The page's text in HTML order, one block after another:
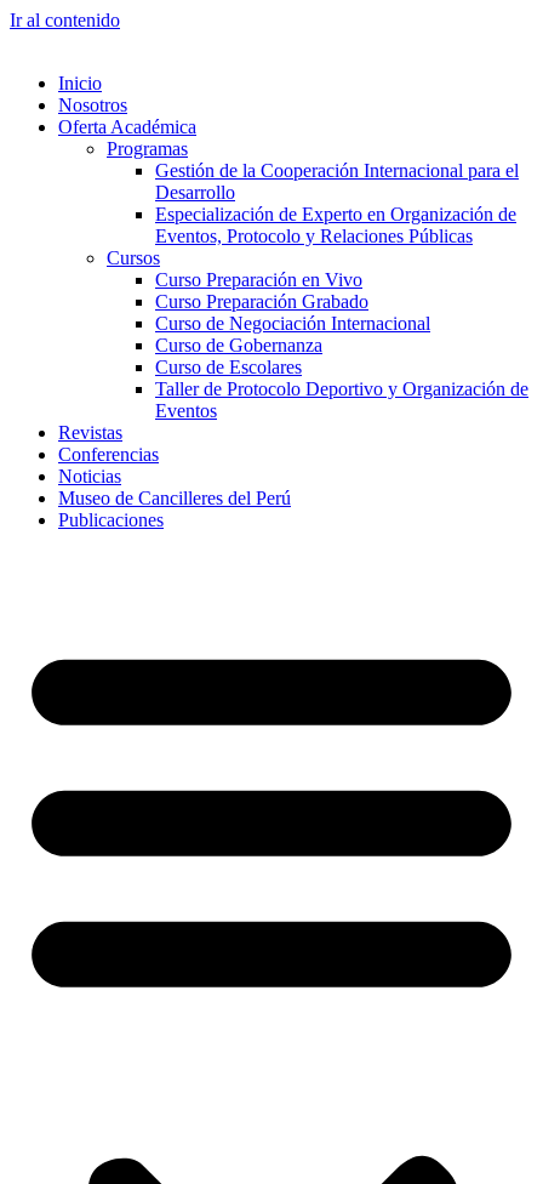
Ir al contenido
Inicio
Nosotros
Oferta Académica
Programas
Gestión de la Cooperación Internacional para el
Desarrollo
Especialización de Experto en Organización de
Eventos, Protocolo y Relaciones Públicas
Cursos
Curso Preparación en Vivo
Curso Preparación Grabado
Curso de Negociación Internacional
Curso de Gobernanza
Curso de Escolares
Taller de Protocolo Deportivo y Organización de
Eventos
Revistas
Conferencias
Noticias
Museo de Cancilleres del Perú
Publicaciones